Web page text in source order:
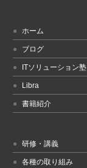
ホーム
ブログ
ITソリューション塾
Libra
書籍紹介
研修・講義
各種の取り組み